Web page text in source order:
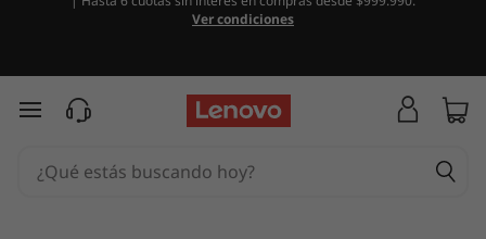
a
Ver condiciones
Ir al contenido principal